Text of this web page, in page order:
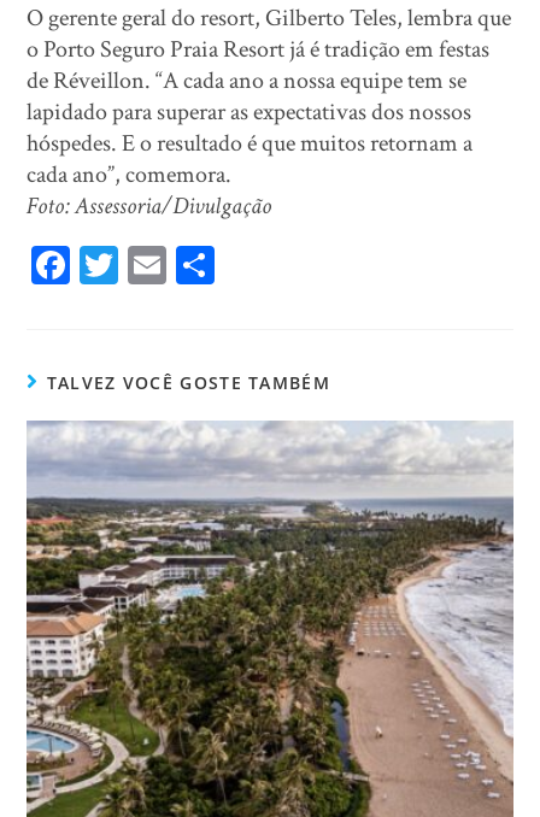
O gerente geral do resort, Gilberto Teles, lembra que
o Porto Seguro Praia Resort já é tradição em festas
de Réveillon. “A cada ano a nossa equipe tem se
lapidado para superar as expectativas dos nossos
hóspedes. E o resultado é que muitos retornam a
cada ano”, comemora.
Foto: Assessoria/Divulgação
Fa
ok
T
er
E
TALVEZ VOCÊ GOSTE TAMBÉM